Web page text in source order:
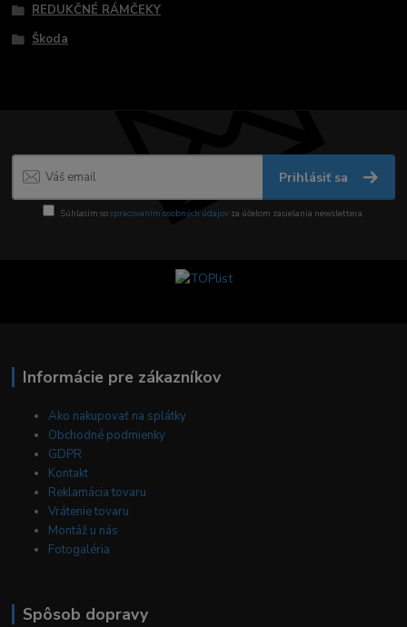
REDUKČNÉ RÁMČEKY
Škoda
Prihlásiť sa
Súhlasím sospracovaním osobných údajov za účelom zasielania newslettera.
Informácie pre zákazníkov
Ako nakupovať na splátky
Obchodné podmienky
GDPR
Kontakt
Reklamácia tovaru
Vrátenie tovaru
Montáž u nás
Fotogaléria
Spôsob dopravy